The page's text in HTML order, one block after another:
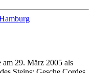
29. März 2005 als